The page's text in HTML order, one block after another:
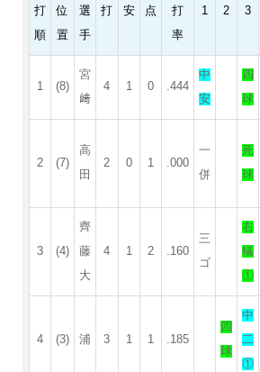
打
順
位
置
選
手
打 安 点
打
率
1 2 3
1 (8)
宮
﨑
4 1 0 .444
中
安
四
球
2 (7)
高
田
2 0 1 .000
一
併
死
球
3 (4)
齊
藤
大
4 1 2 .160
三
ゴ
右
犠
①
4 (3) 浦 3 1 1 .185
四
球
中
二
①